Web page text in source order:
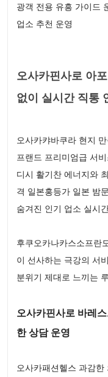
광객 전용 유흥 가이드
업소 추천 운영
오사카핀사로 아
없이 실시간 직통
오사카캬바쿠라 현지
프랜드 프리미엄급 서
디시 활기찬 에너지와
격 일본홍등가 일본 밤
숨겨진 인기 업소 실시
후쿠오카나카스소프란
이 선사하는 극강의 서
분위기 제대로 느끼는
오사카핀사로 바레
한 상담 운영
오사카패션헬스 과감